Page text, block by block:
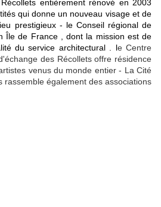
entièrement rénové en 2003
qui donne un nouveau visage et de
prestigieux- le Conseil régional de
Île de France , dont la mission est de
du service architectural . le Centre
des Récollets offre résidence
venus du monde entier - La Cité
rassemble également des associations